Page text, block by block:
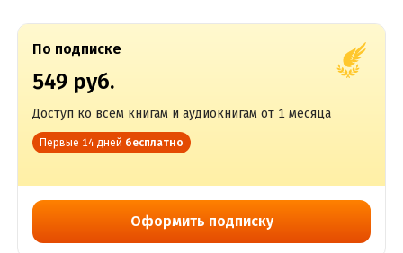
По подписке
549 руб.
Доступ ко всем книгам и аудиокнигам от 1 месяца
Первые 14 дней бесплатно
Оформить подписку